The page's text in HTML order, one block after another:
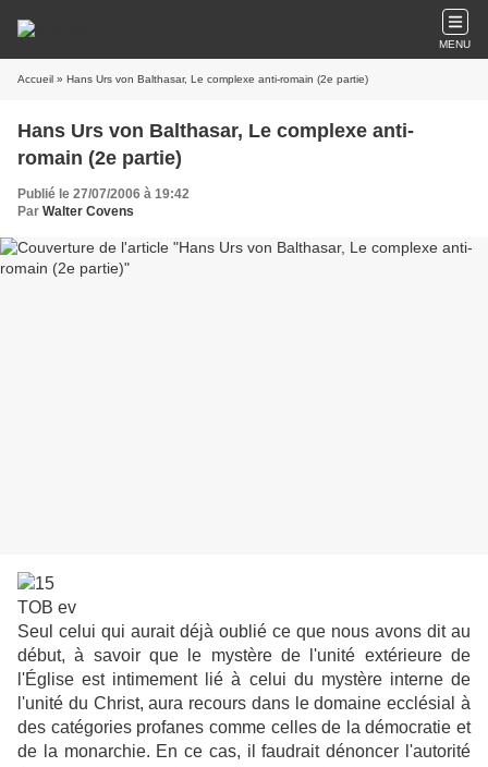
MENU
Accueil » Hans Urs von Balthasar, Le complexe anti-romain (2e partie)
Hans Urs von Balthasar, Le complexe anti-
romain (2e partie)
Publié le 27/07/2006 à 19:42
Par Walter Covens
Seul celui qui aurait déjà oublié ce que nous avons dit au
début, à savoir que le mystère de l'unité extérieure de
l'Église est intimement lié à celui du mystère interne de
l'unité du Christ, aura recours dans le domaine ecclésial à
des catégories profanes comme celles de la démocratie et
de la monarchie. En ce cas, il faudrait dénoncer l'autorité